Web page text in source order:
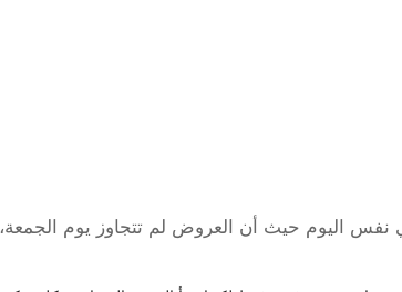
نفس اليوم حيث أن العروض لم تتجاوز يوم الجمعة،